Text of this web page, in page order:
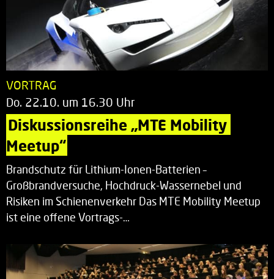
VORTRAG
Do. 22.10. um 16.30 Uhr
Diskussionsreihe „MTE Mobility
Meetup“
Brandschutz für Lithium-Ionen-Batterien –
Großbrandversuche, Hochdruck-Wassernebel und
Risiken im Schienenverkehr Das MTE Mobility Meetup
ist eine offene Vortrags-…